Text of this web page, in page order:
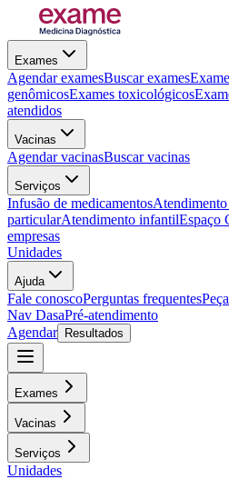
Exames
Agendar examesBuscar exames
genômicosExames toxicológicos
atendidos
Vacinas
Agendar vacinasBuscar vacinas
Serviços
Infusão de medicamentos
particularAtendimento infantilEspaço
empresas
Unidades
Ajuda
Fale conoscoPerguntas frequentes
Nav DasaPré-atendimento
Agendar
Resultados
Exames
Vacinas
Serviços
Unidades